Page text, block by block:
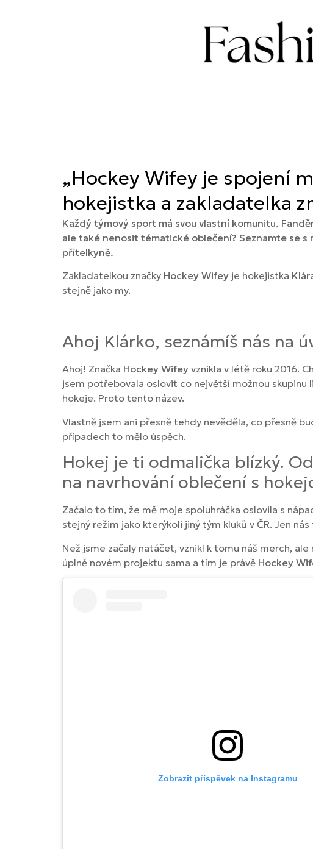
„Hockey Wifey je spojení
hokejistka a zakladatelka
Každý týmový sport má svou vlastní komunitu.
ale také nenosit tématické oblečení? Seznamte se
přítelkyně.
Zakladatelkou značky Hockey Wifey je hokejistka
stejně jako my.
Ahoj Klárko, seznámíš nás na
Ahoj! Značka Hockey Wifey vznikla v létě roku 2016.
jsem potřebovala oslovit co největší možnou
hokeje. Proto tento název.
Vlastně jsem ani přesně tehdy nevěděla, co přesně
případech to mělo úspěch.
Hokej je ti odmalička blízký.
na navrhování oblečení s
Začalo to tím, že mě moje spoluhráčka oslovila s
stejný režim jako kterýkoli jiný tým kluků v ČR. Jen
Než jsme začaly natáčet, vznikl k tomu náš merch,
úplně novém projektu sama a tím je právě Hockey
Zobrazit příspěvek na Instagramu